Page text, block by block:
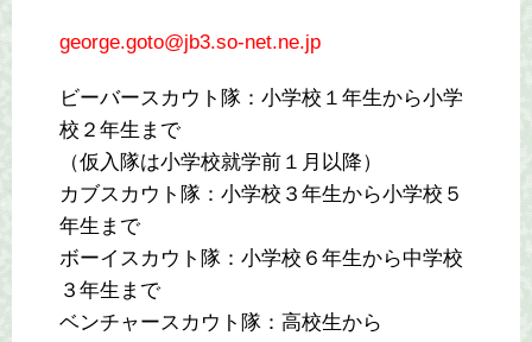
george.goto@jb3.so-net.ne.jp
ビーバースカウト隊：小学校１年生から小学
校２年生まで
（仮入隊は小学校就学前１月以降）
カブスカウト隊：小学校３年生から小学校５
年生まで
ボーイスカウト隊：小学校６年生から中学校
３年生まで
ベンチャースカウト隊：高校生から